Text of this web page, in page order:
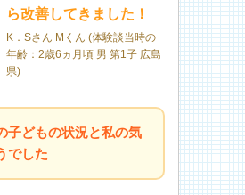
ら改善してきました！
K．Sさん Mくん (体験談当時の
年齢：2歳6ヵ月頃 男 第1子 広島
県)
子どもの状況と私の気
でした